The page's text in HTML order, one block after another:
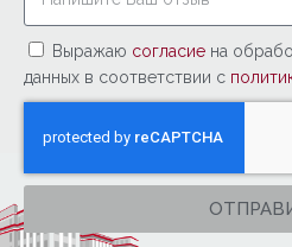
Выражаю согласие на
данных в соответствии с